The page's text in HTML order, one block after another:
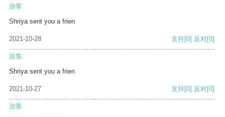
游客
Shriya sent you a frien
2021-10-28 支持[0] 反对[0]
游客
Shriya sent you a frien
2021-10-27 支持[0] 反对[0]
游客